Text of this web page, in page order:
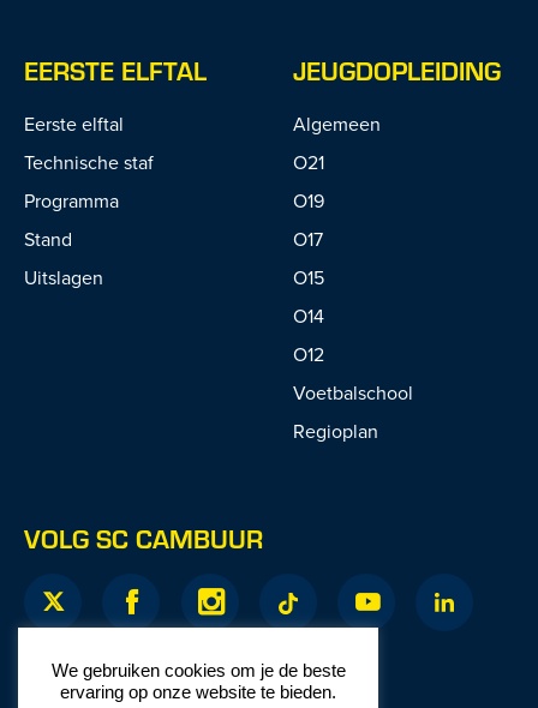
EERSTE ELFTAL
Eerste elftal
Technische staf
Programma
Stand
Uitslagen
JEUGDOPLEIDING
Algemeen
O21
O19
O17
O15
O14
O12
Voetbalschool
Regioplan
VOLG SC CAMBUUR
We gebruiken cookies om je de beste
ervaring op onze website te bieden.